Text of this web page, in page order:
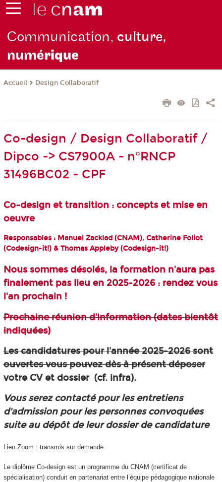
Communication, culture,
numérique
Accueil Design Collaboratif
Co-design / Design Collaboratif /
Dipco -> CS7900A - n°RNCP
31496BC02 - CPF
Co-design et transition : concepts et mise en
oeuvre
Responsables : Manuel Zacklad (CNAM), Catherine Foliot
(Codesign-it!) & Thomas Appleby (Codesign-it!)
Nous sommes désolés, la formation n'aura pas
finalement pas lieu en 2025-2026 : rendez vous
l'an prochain !
Prochaine réunion d'information (dates bientôt
indiquées)
Les candidatures pour l'année 2025-2026 sont
ouvertes vous pouvez dès à présent déposer
votre CV et dossier (cf. infra).
Vous serez contacté pour les entretiens
d'admission pour les personnes convoquées
suite au dépôt de leur dossier de candidature
Lien Zoom : transmis sur demande
Le diplôme Co-design est un programme du CNAM (certificat de
spécialisation) conduit en partenariat entre l’équipe pédagogique nationale